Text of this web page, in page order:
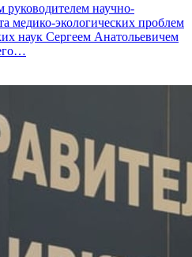
научно-
медико-экологических проблем
наук Сергеем Анатольевичем